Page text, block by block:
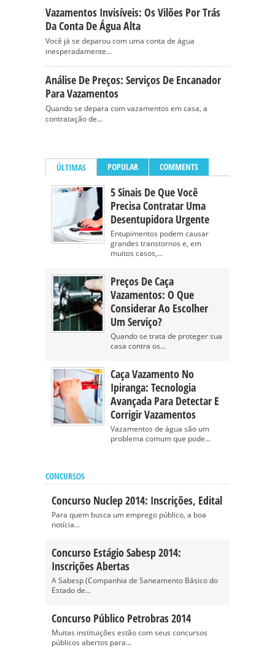
Vazamentos Invisíveis: Os Vilões Por Trás
Da Conta De Água Alta
Você já se deparou com uma conta de água
inesperadamente...
Análise De Preços: Serviços De Encanador
Para Vazamentos
Quando se depara com vazamentos em casa, a
contratação de...
ÚLTIMAS POPULAR COMMENTS
5 Sinais De Que Você
Precisa Contratar Uma
Desentupidora Urgente
Entupimentos podem causar
grandes transtornos e, em
muitos casos,...
Preços De Caça
Vazamentos: O Que
Considerar Ao Escolher
Um Serviço?
Quando se trata de proteger sua
casa contra os...
Caça Vazamento No
Ipiranga: Tecnologia
Avançada Para Detectar E
Corrigir Vazamentos
Vazamentos de água são um
problema comum que pode...
CONCURSOS
Concurso Nuclep 2014: Inscrições, Edital
Para quem busca um emprego público, a boa
notícia...
Concurso Estágio Sabesp 2014:
Inscrições Abertas
A Sabesp (Companhia de Saneamento Básico do
Estado de...
Concurso Público Petrobras 2014
Muitas instituições estão com seus concursos
públicos abertos para...